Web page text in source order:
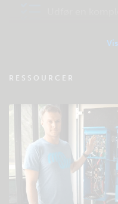
fjernovervågning
Tjek
Generelle
RESSOURCER